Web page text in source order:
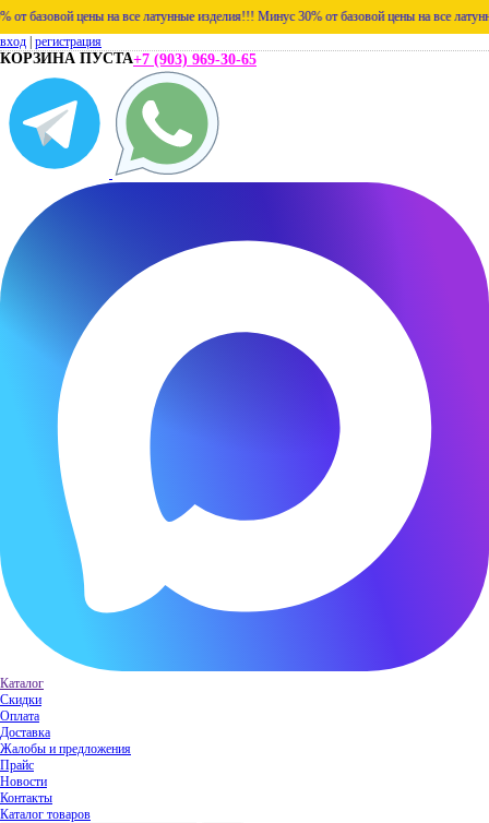
цены на все латунные изделия!!! Минус 30% от базовой цены на все латунные
вход регистрация
КОРЗИНА ПУСТА+7 (903) 969-30-65
Каталог
Скидки
Оплата
Доставка
Жалобы и предложения
Прайс
Новости
Контакты
Каталог товаров